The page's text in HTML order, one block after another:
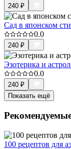
240 ₽
Сад в японском
0.0
240 ₽
Эзотерика и
0.0
240 ₽
Показать ещё
100 рецептов для